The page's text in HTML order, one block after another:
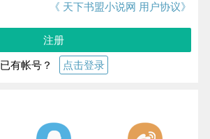
《 天下书盟小说网 用户协议》
注册
已有帐号？ 点击登录